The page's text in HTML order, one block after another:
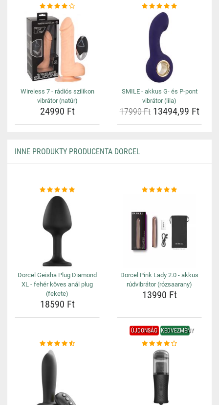
Wireless 7 - rádiós szilikon
vibrátor (natúr)
24990 Ft
SMILE - akkus G- és P-pont
vibrátor (lila)
17990 Ft13494,99 Ft
INNE PRODUKTY PRODUCENTA DORCEL
Dorcel Geisha Plug Diamond
XL - fehér köves anál plug
(fekete)
18590 Ft
Dorcel Pink Lady 2.0 - akkus
rúdvibrátor (rózsaarany)
13990 Ft
ÚJDONSÁG KEDVEZMÉNY